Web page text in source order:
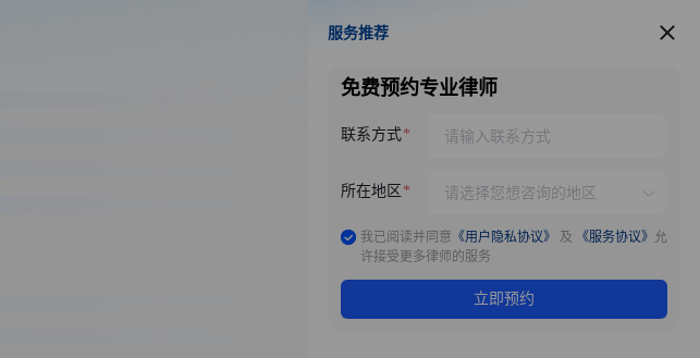
服务推荐
服务推荐
免费预约专业律师
联系方式
所在地区
我已阅读并同意 《用户隐私协议》 及 《服务协议》 允
许接受更多律师的服务
立即预约